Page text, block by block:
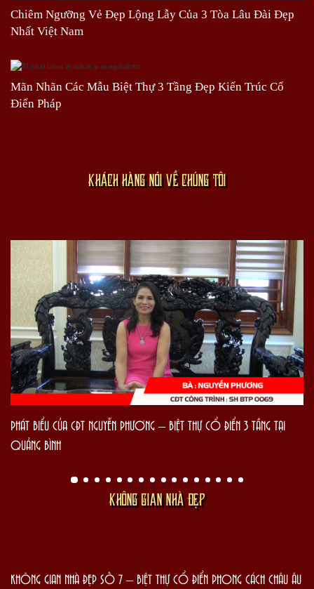
Chiêm Ngưỡng Vẻ Đẹp Lộng Lẫy Của 3 Tòa Lâu Đài Đẹp
Nhất Việt Nam
Mãn Nhãn Các Mẫu Biệt Thự 3 Tầng Đẹp Kiến Trúc Cổ
Điển Pháp
KHÁCH HÀNG NÓI VỀ CHÚNG TÔI
PHÁT BIỂU CỦA CĐT NGUYỄN PHƯƠNG – BIỆT THỰ CỔ ĐIỂN 3 TẦNG TẠI
QUẢNG BÌNH
KHÔNG GIAN NHÀ ĐẸP
KHÔNG GIAN NHÀ ĐẸP SỐ 7 – BIỆT THỰ CỔ ĐIỂN PHONG CÁCH CHÂU ÂU